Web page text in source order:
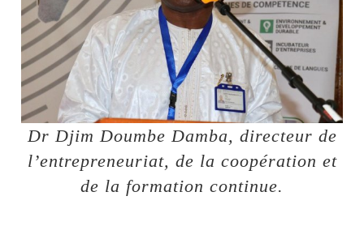
Dr Djim Doumbe Damba, directeur de
l’entrepreneuriat, de la coopération et
de la formation continue.